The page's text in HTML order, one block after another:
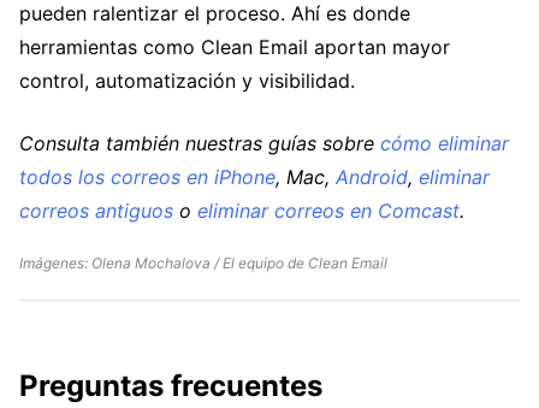
pueden ralentizar el proceso. Ahí es donde
herramientas como Clean Email aportan mayor
control, automatización y visibilidad.
Consulta también nuestras guías sobre cómo eliminar
todos los correos en iPhone, Mac, Android, eliminar
correos antiguos o eliminar correos en Comcast.
Imágenes: Olena Mochalova / El equipo de Clean Email
Preguntas frecuentes